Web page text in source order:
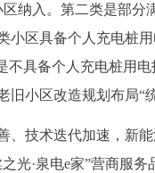
纳入。第二类是部
小区具备个人充电桩
不具备个人充电桩用
小区改造规划布局“
、技术迭代加速，新
光·泉电e家”营商服